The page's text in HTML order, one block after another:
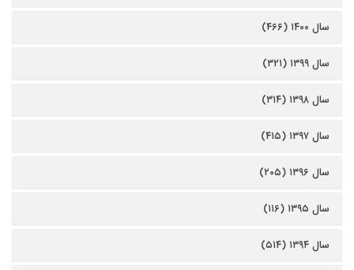
سال ۱۴۰۰ (۴۶۶)
سال ۱۳۹۹ (۳۲۱)
سال ۱۳۹۸ (۳۱۴)
سال ۱۳۹۷ (۴۱۵)
سال ۱۳۹۶ (۲۰۵)
سال ۱۳۹۵ (۱۱۶)
سال ۱۳۹۴ (۵۱۴)